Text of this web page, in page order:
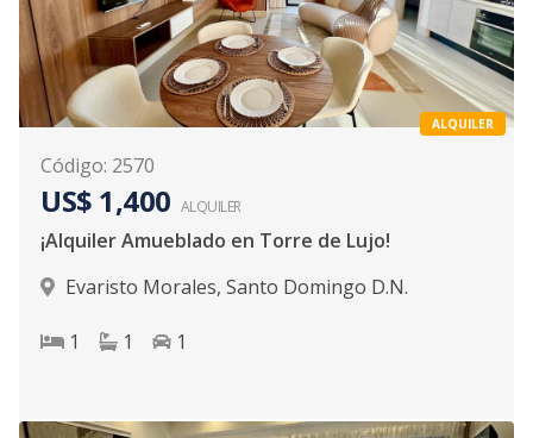
ALQUILER
Código: 2570
US$ 1,400 ALQUILER
¡Alquiler Amueblado en Torre de Lujo!
Evaristo Morales, Santo Domingo D.N.
1 1 1